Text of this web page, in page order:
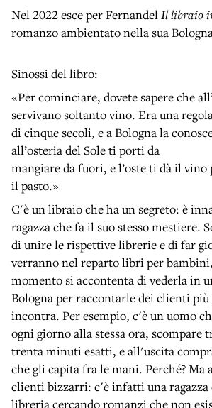
Nel 2022 esce per FernandelIl libraio
romanzo ambientato nella sua
Sinossi del libro:
«Per cominciare, dovete sapere che
servivano soltanto vino. Era una
di cinque secoli, e a Bologna la
all’osteria del Sole ti porti da
mangiare da fuori, e l’oste ti dà il vino
il pasto.»
C'è un libraio che ha un segreto: è
ragazza che fa il suo stesso mestiere.
di unire le rispettive librerie e di far
verranno nel reparto libri per
momento si accontenta di vederla in
Bologna per raccontarle dei clienti
incontra. Per esempio, c'è un uomo
ogni giorno alla stessa ora, scompare
trenta minuti esatti, e all'uscita
che gli capita fra le mani. Perché? Ma
clienti bizzarri: c'è infatti una ragazza
libreria cercando romanzi che non